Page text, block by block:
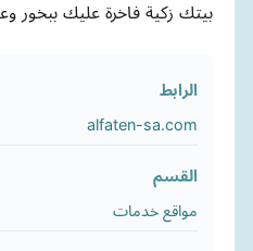
بيتك زكية فاخرة عليك ببخور
الرابط
alfaten-sa.com
القسم
مواقع خدمات